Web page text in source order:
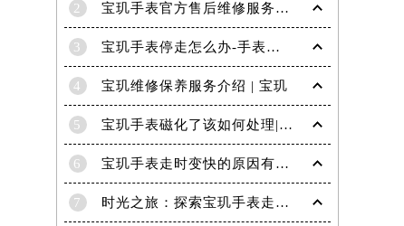
2 宝玑手表官方售后维修服务点电话是多少？
3 宝玑手表停走怎么办-手表停走的解决方法
4 宝玑维修保养服务介绍 | 宝玑
5 宝玑手表磁化了该如何处理|宝玑技师为您讲解
6 宝玑手表走时变快的原因有哪些？
7 时光之旅：探索宝玑手表走时的秘密